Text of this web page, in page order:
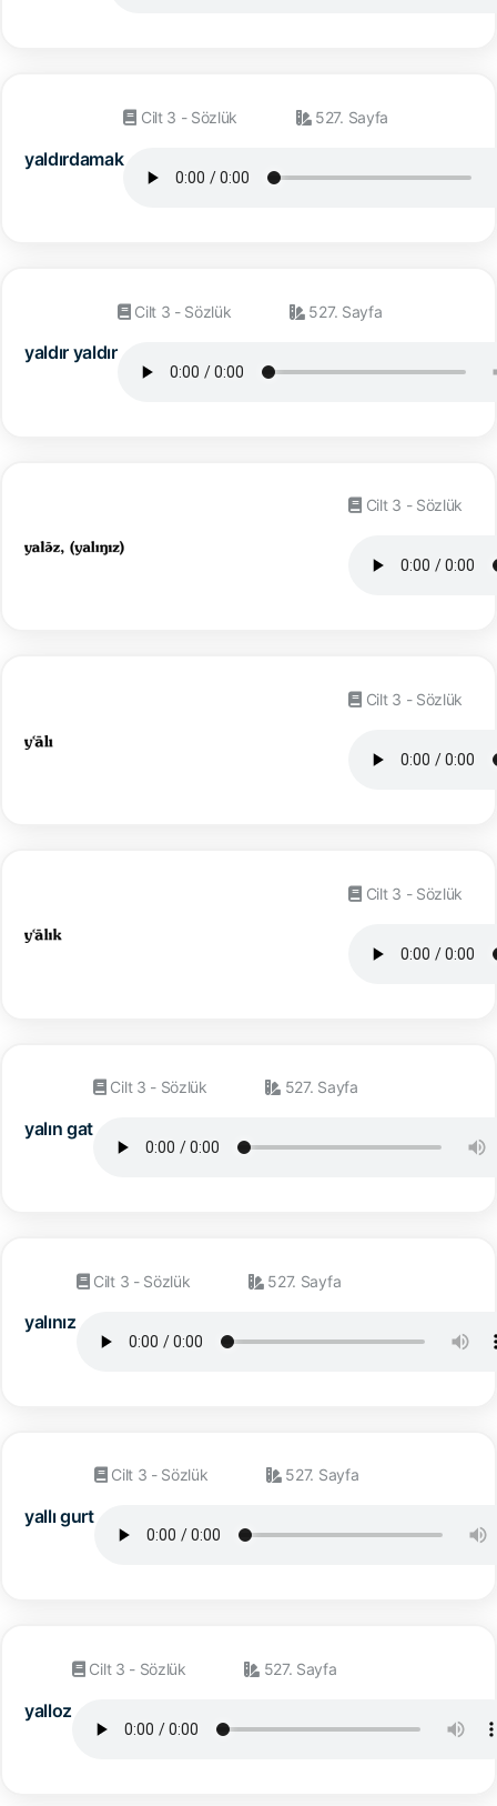
yaldırdamak
Cilt 3 - Sözlük 527. Sayfa
yaldır yaldır
Cilt 3 - Sözlük 527. Sayfa
Cilt 3 - Sözlük
Cilt 3 - Sözlük
Cilt 3 - Sözlük
yalın gat
Cilt 3 - Sözlük 527. Sayfa
yalınız
Cilt 3 - Sözlük 527. Sayfa
yallı gurt
Cilt 3 - Sözlük 527. Sayfa
yalloz
Cilt 3 - Sözlük 527. Sayfa